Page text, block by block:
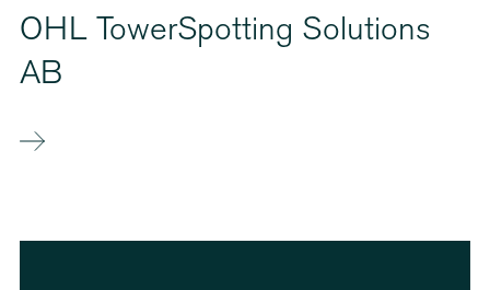
OHL TowerSpotting Solutions
AB